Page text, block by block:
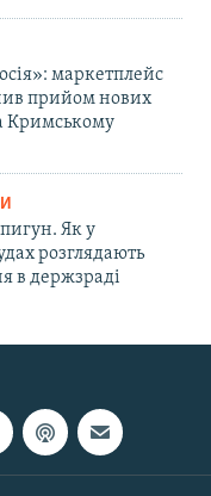
маркетплейс
прийом нових
Кримському
Як у
розглядають
в держзраді